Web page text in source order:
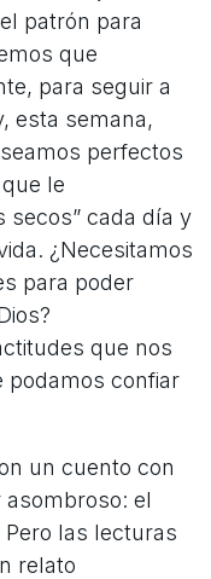
patrón para
que
para seguir a
esta semana,
perfectos
le
secos” cada día y
¿Necesitamos
para poder
que nos
podamos confiar
un cuento con
el
las lecturas
relato